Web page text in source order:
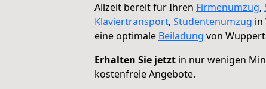
Allzeit bereit für Ihren Firmenumzug,
Klaviertransport, Studentenumzug in
eine optimale Beiladung von
Erhalten Sie jetzt in nur wenigen
kostenfreie Angebote.